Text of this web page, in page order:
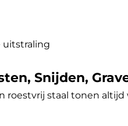
uitstraling
Snijden,
roestvrij staal tonen